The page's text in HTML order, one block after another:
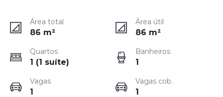
Área total
86 m²
Área útil
86 m²
Quartos
1 (1 suíte)
Banheiros
1
Vagas
1
Vagas cob.
1